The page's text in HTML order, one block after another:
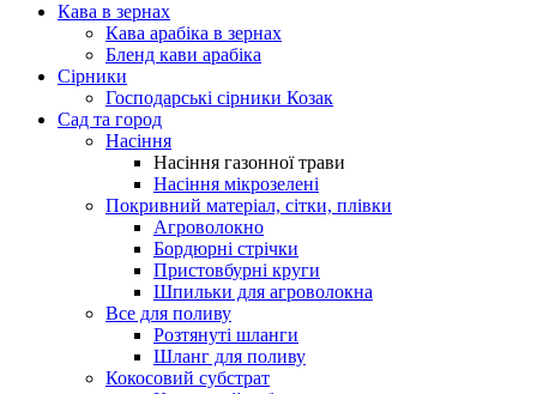
Кава в зернах
Кава арабіка в зернах
Бленд кави арабіка
Сірники
Господарські сірники Козак
Сад та город
Насіння
Насіння газонної трави
Насіння мікрозелені
Покривний матеріал, сітки, плівки
Агроволокно
Бордюрні стрічки
Пристовбурні круги
Шпильки для агроволокна
Все для поливу
Розтянуті шланги
Шланг для поливу
Кокосовий субстрат